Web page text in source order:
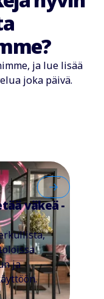
ja lue lisää
joka päivä.
väkeä -
ja